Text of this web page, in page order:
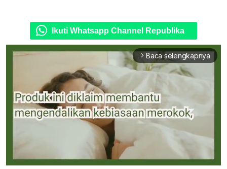
Ikuti Whatsapp Channel Republika
arrow_forward_ios Baca selengkapnya